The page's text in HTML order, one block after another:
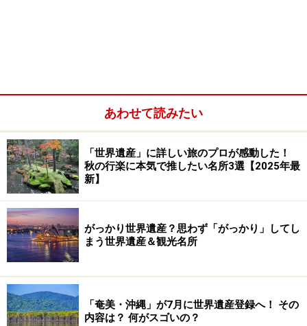
サン・フランシスコ教会、黄金のチャペル。使用した金は合
計すると1tになるともいわれる
キリスト教でもっとも重要な祭日である復活祭＝イース
ター。イエスが復活したこの日を祝うために、イースタ
ー前の46日間、キリスト教徒は祈りや断食を行って身を
清める。この期間を四旬節というのだが、この四旬節の
直前に行われるのが謝肉祭＝カーニバルだ。
あわせて読みたい
「世界遺産」に詳しい旅のプロが感動した！
秋の行楽に本気で推したい名所3選【2025年最
新】
がっかり世界遺産？思わず「がっかり」してし
まう世界遺産＆観光名所
「奄美・沖縄」が7月に世界遺産登録へ！ その
内容は？ 何がスゴいの？